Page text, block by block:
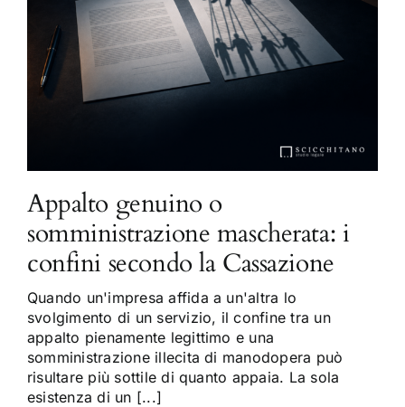
Appalto genuino o
somministrazione mascherata: i
confini secondo la Cassazione
Quando un'impresa affida a un'altra lo
svolgimento di un servizio, il confine tra un
appalto pienamente legittimo e una
somministrazione illecita di manodopera può
risultare più sottile di quanto appaia. La sola
esistenza di un [...]